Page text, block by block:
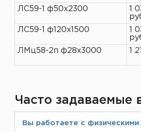
ЛС59-1 ф50х2300
1
ЛС59-1 ф120х1500
1
ЛМц58-2п ф28x3000 1
Часто задаваемые
Вы работаете с физическими